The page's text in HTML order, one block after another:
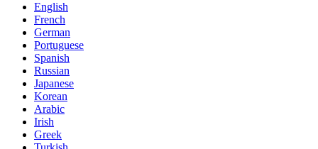
English
French
German
Portuguese
Spanish
Russian
Japanese
Korean
Arabic
Irish
Greek